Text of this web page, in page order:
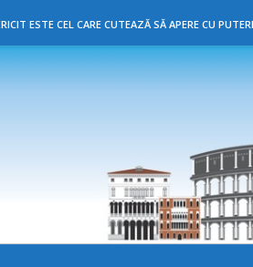
ESTE CEL CARE CUTEAZĂ SĂ APERE CU